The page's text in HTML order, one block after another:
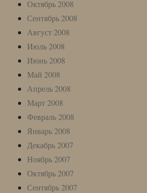
Октябрь 2008
Сентябрь 2008
Август 2008
Июль 2008
Июнь 2008
Май 2008
Апрель 2008
Март 2008
Февраль 2008
Январь 2008
Декабрь 2007
Ноябрь 2007
Октябрь 2007
Сентябрь 2007